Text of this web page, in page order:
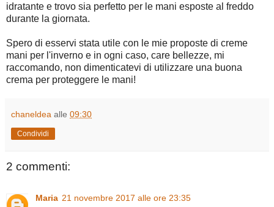
idratante e trovo sia perfetto per le mani esposte al freddo
durante la giornata.
Spero di esservi stata utile con le mie proposte di creme
mani per l'inverno e in ogni caso, care bellezze, mi
raccomando, non dimenticatevi di utilizzare una buona
crema per proteggere le mani!
chaneldea alle 09:30
Condividi
2 commenti:
Maria 21 novembre 2017 alle ore 23:35